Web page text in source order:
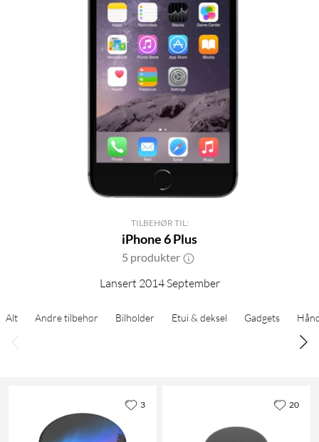
TILBEHØR TIL:
iPhone 6 Plus
5 produkter
Lansert 2014 September
Alt Andre tilbehør Bilholder Etui & deksel Gadgets
3 20